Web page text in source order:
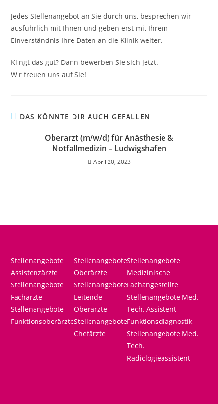
Jedes Stellenangebot an Sie durch uns, besprechen wir
ausführlich mit Ihnen und geben erst mit Ihrem
Einverständnis Ihre Daten an die Klinik weiter.
Klingt das gut? Dann bewerben Sie sich jetzt.
Wir freuen uns auf Sie!
DAS KÖNNTE DIR AUCH GEFALLEN
Oberarzt (m/w/d) für Anästhesie &
Notfallmedizin – Ludwigshafen
April 20, 2023
Stellenangebote
Assistenzärzte
Stellenangebote
Fachärzte
Stellenangebote
Funktionsoberärzte
Stellenangebote
Oberärzte
Stellenangebote
Leitende
Oberärzte
Stellenangebote
Chefärzte
Stellenangebote
Medizinische
Fachangestellte
Stellenangebote Med.
Tech. Assistent
Funktionsdiagnostik
Stellenangebote Med.
Tech.
Radiologieassistent